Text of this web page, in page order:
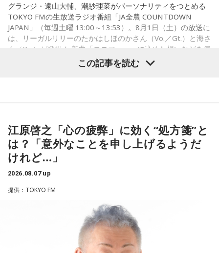
＜例＞
・家の照明、指パッチンで消してそうランキング
・コンビニで「温めますか？」とか「レジ袋はいります
か？」とか聞かれる前に全部先に言ってきそうな男ランキン
※ メールの件名は「ランキング」でお願いします。
■番組タイトル：ニッポン放送『中島健人のオールナイトニッ
ポン』
■放送日時：2026年8月14日（金） 25時～27時 （15日
（土）午前1時〜3時）
■パーソナリティ：中島健人
kenty@allnightnippon.com
■番組公式X：@Ann_Since1967
■番組ハッシュタグ：#中島健人ANN
グランジ・遠山大輔、潮紗理菜がパーソナリティをつとめる
TOKYO FMの生放送ラジオ番組「JA全農 COUNTDOWN
JAPAN」（毎週土曜 13:00～13:53）。8月1日（土）の放送に
は、リーガルリリーのたかはしほのかさん（Vo.／Gt.）と海さ
ん（Ba.）が登場！ 新曲「コニファー」に込めた想いなどを伺
◆“真逆な作り方”で楽曲制作
リーガルリリーは高校在学時から注目を集め、国内大型ロッ
た世界最大級の音楽フェスティバル「SXSW（サウス・バイ・
サウスウエスト）」の出演や中国ツアーの開催など、海外で
のライブも経験。そのほか、2019年公開の映画「惡の華」で
は主題歌と劇中歌を担当し、今年4月から放送されたテレビド
ラマ版「惡の華」では、たかはしほのかさんが劇伴を担当。
そして、今秋には初のアジアツアーの開催が決定していま
この記事を読む
江原啓之「心の疲弊」に効く“処方箋”と
は？「意外なことを申し上げるようだ
けれど…」
2026.08.07 up
提供：TOKYO FM